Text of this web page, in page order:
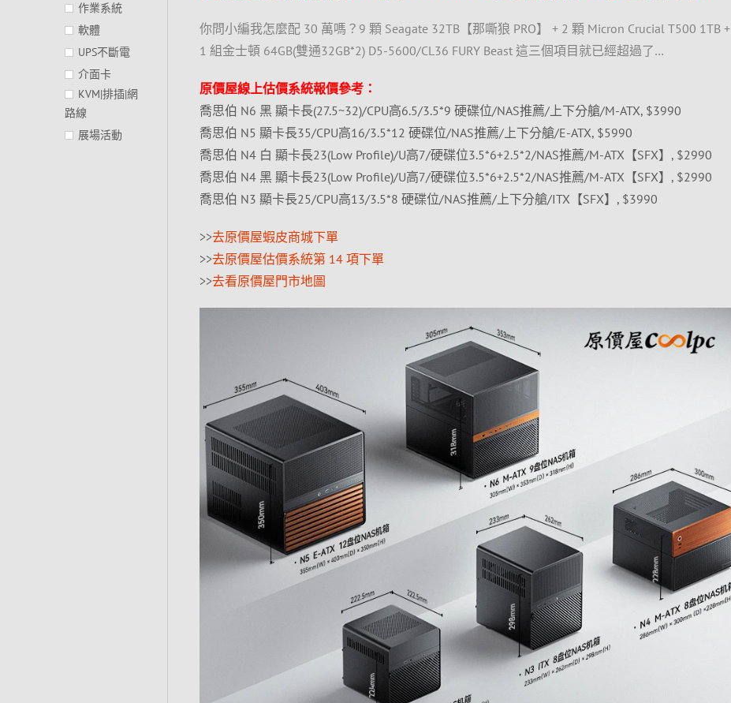
你問小編我怎麼配 30 萬嗎？9 顆 Seagate 32TB【那嘶狼 PRO】 + 2 顆 Micron Crucial T500 1TB +
1 組金士頓 64GB(雙通32GB*2) D5-5600/CL36 FURY Beast 這三個項目就已經超過了…
原價屋線上估價系統報價參考：
喬思伯 N6 黑 顯卡長(27.5~32)/CPU高6.5/3.5*9 硬碟位/NAS推薦/上下分艙/M-ATX, $3990
喬思伯 N5 顯卡長35/CPU高16/3.5*12 硬碟位/NAS推薦/上下分艙/E-ATX, $5990
喬思伯 N4 白 顯卡長23(Low Profile)/U高7/硬碟位3.5*6+2.5*2/NAS推薦/M-ATX【SFX】, $2990
喬思伯 N4 黑 顯卡長23(Low Profile)/U高7/硬碟位3.5*6+2.5*2/NAS推薦/M-ATX【SFX】, $2990
喬思伯 N3 顯卡長25/CPU高13/3.5*8 硬碟位/NAS推薦/上下分艙/ITX【SFX】, $3990
>>去原價屋蝦皮商城下單
>>去原價屋估價系統第 14 項下單
>>去看原價屋門市地圖
作業系統
軟體
UPS不斷電
介面卡
KVM|排插|網
路線
展場活動